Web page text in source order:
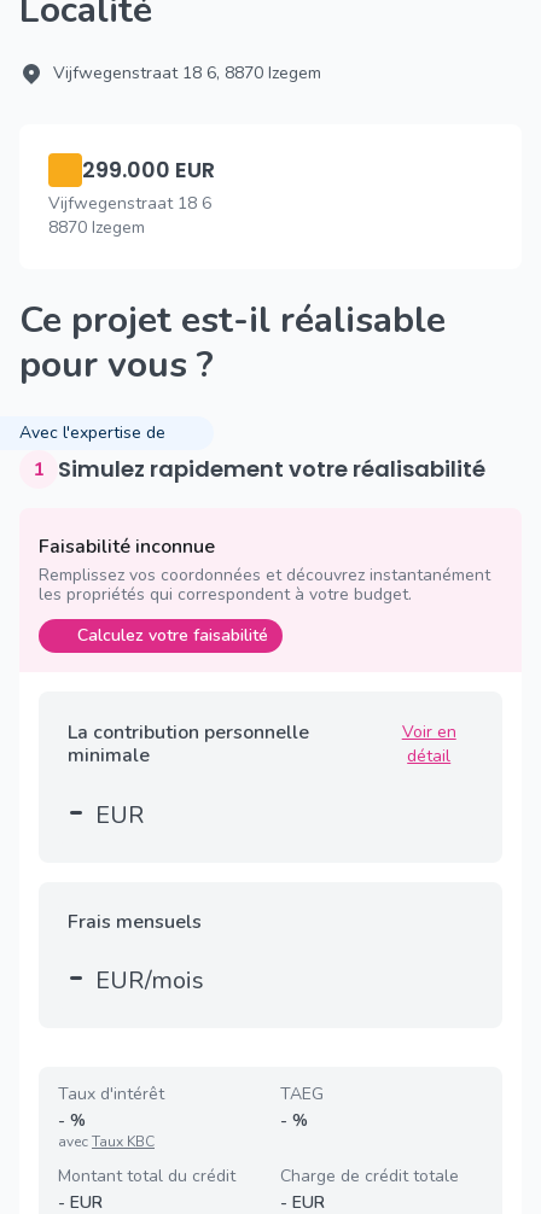
Localité
Vijfwegenstraat 18 6, 8870 Izegem
299.000 EUR
Vijfwegenstraat 18 6
8870 Izegem
Ce projet est-il réalisable
pour vous ?
Avec l'expertise de
1 Simulez rapidement votre réalisabilité
Faisabilité inconnue
Remplissez vos coordonnées et découvrez instantanément
les propriétés qui correspondent à votre budget.
Calculez votre faisabilité
La contribution personnelle
minimale
Voir en
détail
- EUR
Frais mensuels
- EUR/mois
Taux d'intérêt
- %
avecTaux KBC
TAEG
- %
Montant total du crédit
- EUR
Charge de crédit totale
- EUR